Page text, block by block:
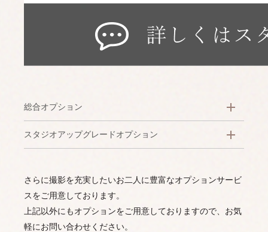
総合オプション
スタジオアップグレードオプション
さらに撮影を充実したいお二人に豊富なオプションサービ
スをご用意しております。
上記以外にもオプションをご用意しておりますので、お気
軽にお問い合わせください。